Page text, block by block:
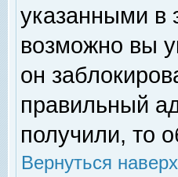
указанными в
возможно вы
он
правильный
получили, то
Вернуться наверх